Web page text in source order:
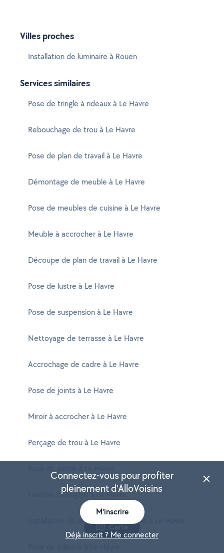
Villes proches
Installation de luminaire à Rouen
Services similaires
Pose de tringle à rideaux à Le Havre
Rebouchage de trou à Le Havre
Pose de plan de travail à Le Havre
Démontage de meuble à Le Havre
Pose de meubles de cuisine à Le Havre
Meuble à accrocher à Le Havre
Découpe de plan de travail à Le Havre
Pose de lustre à Le Havre
Pose de suspension à Le Havre
Nettoyage de terrasse à Le Havre
Accrochage de cadre à Le Havre
Pose de joints à Le Havre
Miroir à accrocher à Le Havre
Perçage de trou à Le Havre
Fixation d'étagère à Le Havre
Installation de détecteur de fumée à Le Havre
Carte
Connectez-vous pour profiter
pleinement d'AlloVoisins
M'inscrire
Déjà inscrit ? Me connecter